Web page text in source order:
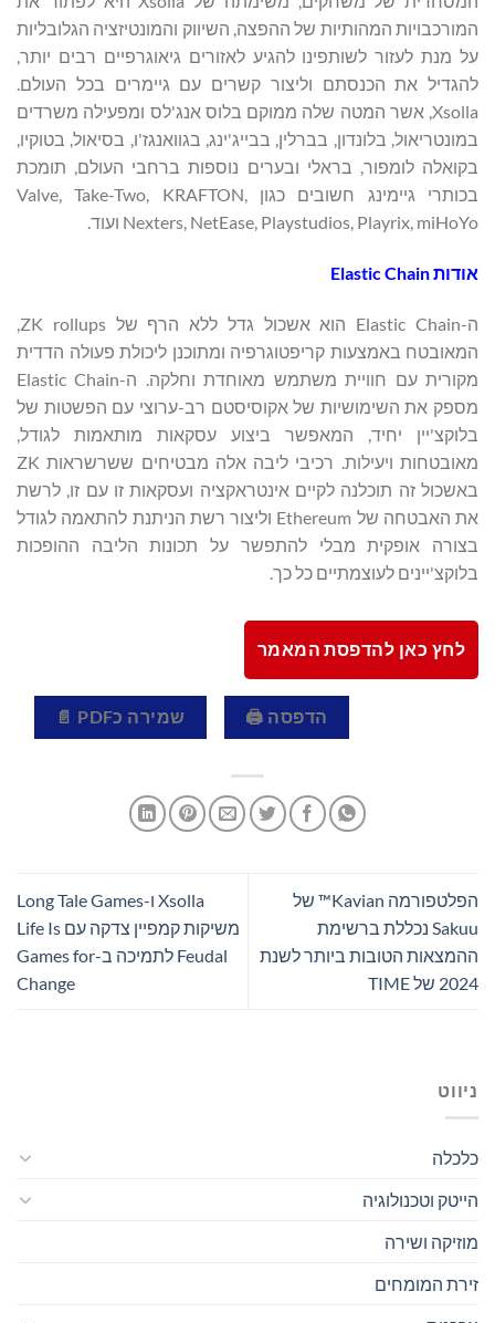
המורכבויות המהותיות של ההפצה, השיווק והמונטיזציה הגלובליות
על מנת לעזור לשותפינו להגיע לאזורים גיאוגרפיים רבים יותר,
להגדיל את הכנסתם וליצור קשרים עם גיימרים בכל העולם.
Xsolla, אשר המטה שלה ממוקם בלוס אנג'לס ומפעילה משרדים
במונטריאול, בלונדון, בברלין, בבייג'ינג, בגוואנגז'ו, בסיאול, בטוקיו,
בקואלה לומפור, בראלי ובערים נוספות ברחבי העולם, תומכת
בכותרי גיימינג חשובים כגון Valve, Take-Two, KRAFTON,
Nexters, NetEase, Playstudios, Playrix, miHoYo ועוד.
אודות Elastic Chain
ה-Elastic Chain הוא אשכול גדל ללא הרף של ZK rollups,
המאובטח באמצעות קריפטוגרפיה ומתוכנן ליכולת פעולה הדדית
מקורית עם חוויית משתמש מאוחדת וחלקה. ה-Elastic Chain
מספק את השימושיות של אקוסיסטם רב-ערוצי עם הפשטות של
בלוקצ'יין יחיד, המאפשר ביצוע עסקאות מותאמות לגודל,
מאובטחות ויעילות. רכיבי ליבה אלה מבטיחים ששרשראות ZK
באשכול זה תוכלנה לקיים אינטראקציה ועסקאות זו עם זו, לרשת
את האבטחה של Ethereum וליצור רשת הניתנת להתאמה לגודל
בצורה אופקית מבלי להתפשר על תכונות הליבה ההופכות
בלוקצ'יינים לעוצמתיים כל כך.
לחץ כאן להדפסת המאמר
הדפסה 🖨 שמירה כPDF 📄
הפלטפורמה Kavian™ של
Sakuu נכללת ברשימת
ההמצאות הטובות ביותר לשנת
2024 של TIME
Xsolla ו-Long Tale Games
משיקות קמפיין צדקה עם Life Is
Feudal לתמיכה ב-Games for
Change
ניווט
כלכלה
הייטק וטכנולוגיה
מוזיקה ושירה
זירת המומחים